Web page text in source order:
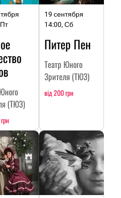
(ТЮЗ)
19 сентября
14:00, Сб
Питер Пен
Театр Юного
Зрителя (ТЮЗ)
від 200 грн